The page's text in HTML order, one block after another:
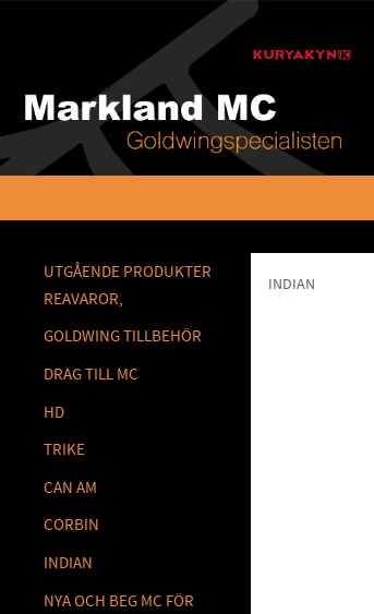
INDIAN
UTGÅENDE PRODUKTER
REAVAROR,
GOLDWING TILLBEHÖR
DRAG TILL MC
HD
TRIKE
CAN AM
CORBIN
INDIAN
NYA OCH BEG MC FÖR